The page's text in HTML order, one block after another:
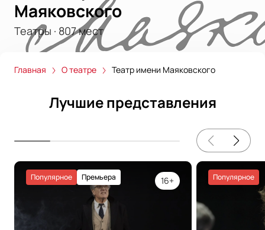
Маяковского
Театры · 807мест
Главная О театре Театр имени Маяковского
Лучшие представления
Популярное Премьера 16+ Популярное